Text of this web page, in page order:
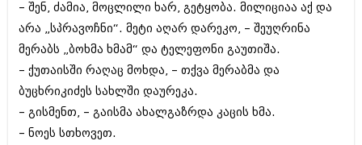
– შენ, ძამია, მოცლილი ხარ, გეტყობა. მილიციაა აქ და
არა „სპრავოჩნი“. მეტი აღარ დარეკო, – შეუღრინა
მერაბს „ბოხმა ხმამ“ და ტელეფონი გაუთიშა.
– ქუთაისში რაღაც მოხდა, – თქვა მერაბმა და
ბუცხრიკიძეს სახლში დაურეკა.
– გისმენთ, – გაისმა ახალგაზრდა კაცის ხმა.
– ნოეს სთხოვეთ.